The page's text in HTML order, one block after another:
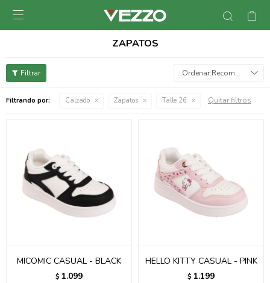

ZAPATOS
Recomendados
Filtrando por: Calzado Zapatos Talle 26 Quitar filtros
MICOMIC CASUAL - BLACK
$ 1.099
HELLO KITTY CASUAL - PINK
$ 1.199